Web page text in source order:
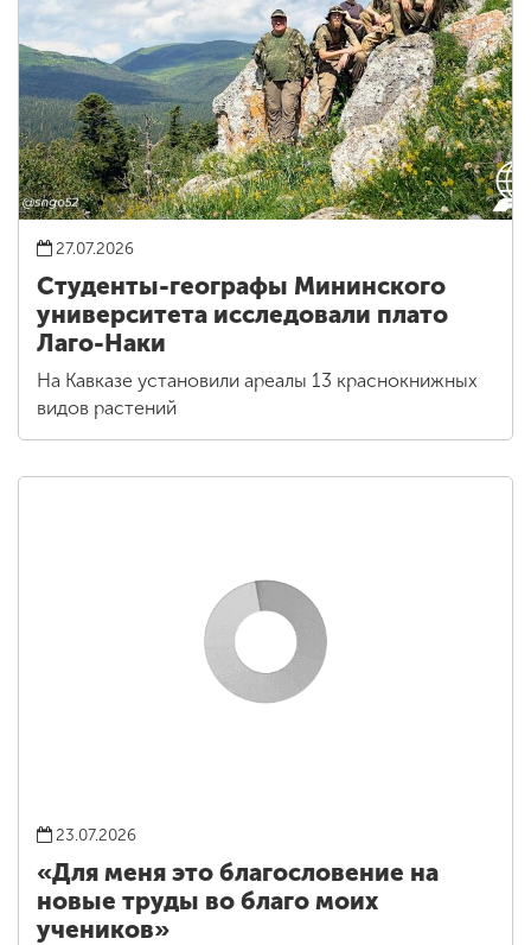
27.07.2026
Студенты-географы Мининского
университета исследовали плато
Лаго-Наки
На Кавказе установили ареалы 13 краснокнижных
видов растений
23.07.2026
«Для меня это благословение на
новые труды во благо моих
учеников»